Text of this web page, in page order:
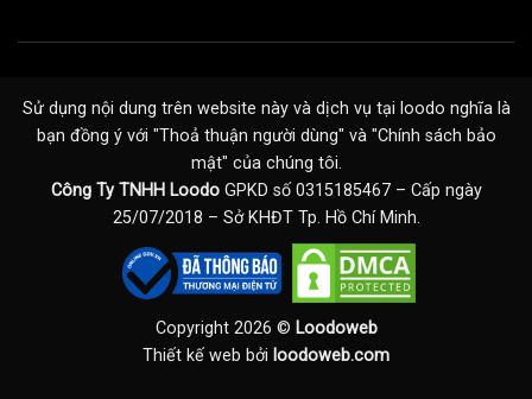
Sử dụng nội dung trên website này và dịch vụ tại loodo nghĩa là
bạn đồng ý với "Thoả thuận người dùng" và "Chính sách bảo
mật" của chúng tôi.
Công Ty TNHH LoodoGPKD số 0315185467 – Cấp ngày
25/07/2018 – Sở KHĐT Tp. Hồ Chí Minh.
Copyright 2026 © Loodoweb
Thiết kế web bởi loodoweb.com